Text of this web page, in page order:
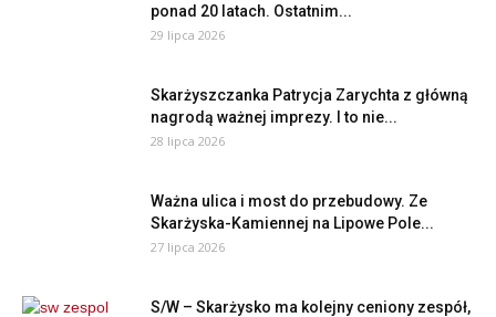
ponad 20 latach. Ostatnim...
29 lipca 2026
Skarżyszczanka Patrycja Zarychta z główną
nagrodą ważnej imprezy. I to nie...
28 lipca 2026
Ważna ulica i most do przebudowy. Ze
Skarżyska-Kamiennej na Lipowe Pole...
27 lipca 2026
S/W – Skarżysko ma kolejny ceniony zespół,